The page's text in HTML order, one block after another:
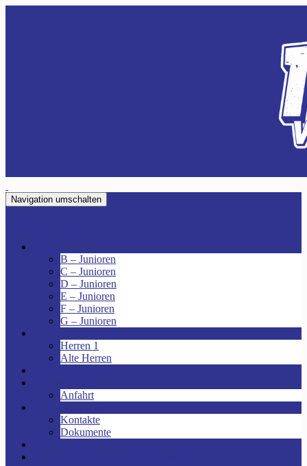
Navigation umschalten
B – Junioren
C – Junioren
D – Junioren
E – Junioren
F – Junioren
G – Junioren
Herren 1
Alte Herren
Anfahrt
Kontakte
Dokumente